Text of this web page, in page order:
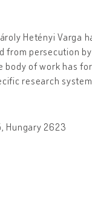
Hetényi Varga
from persecution
of work has
research
Hungary 2623